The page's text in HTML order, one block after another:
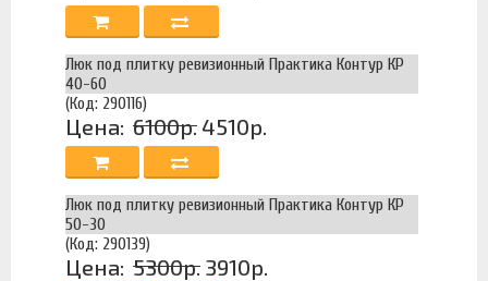
Люк под плитку ревизионный Практика Контур КР
40-60
(Код: 290116)
Цена: 6100р. 4510р.
Люк под плитку ревизионный Практика Контур КР
50-30
(Код: 290139)
Цена: 5300р. 3910р.